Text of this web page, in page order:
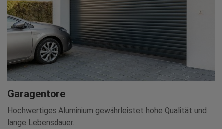
Garagentore
Hochwertiges Aluminium gewährleistet hohe Qualität und
lange Lebensdauer.